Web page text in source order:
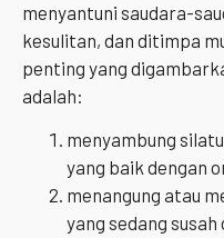
menyantuni saudara-
kesulitan, dan ditimpa
penting yang
adalah:
menyambung
yang baik dengan
menangung atau
yang sedang